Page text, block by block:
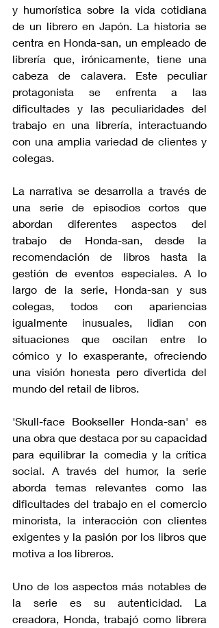
y humorística sobre la vida cotidiana
de un librero en Japón. La historia se
centra en Honda-san, un empleado de
librería que, irónicamente, tiene una
cabeza de calavera. Este peculiar
protagonista se enfrenta a las
dificultades y las peculiaridades del
trabajo en una librería, interactuando
con una amplia variedad de clientes y
colegas.
La narrativa se desarrolla a través de
una serie de episodios cortos que
abordan diferentes aspectos del
trabajo de Honda-san, desde la
recomendación de libros hasta la
gestión de eventos especiales. A lo
largo de la serie, Honda-san y sus
colegas, todos con apariencias
igualmente inusuales, lidian con
situaciones que oscilan entre lo
cómico y lo exasperante, ofreciendo
una visión honesta pero divertida del
mundo del retail de libros.
'Skull-face Bookseller Honda-san' es
una obra que destaca por su capacidad
para equilibrar la comedia y la crítica
social. A través del humor, la serie
aborda temas relevantes como las
dificultades del trabajo en el comercio
minorista, la interacción con clientes
exigentes y la pasión por los libros que
motiva a los libreros.
Uno de los aspectos más notables de
la serie es su autenticidad. La
creadora, Honda, trabajó como librera